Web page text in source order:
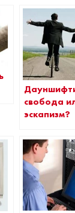
свобода
эскапизм?